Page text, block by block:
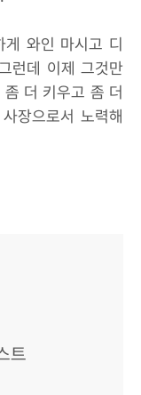
와인 마시고 디
런데 이제 그것만
더 키우고 좀 더
장으로서 노력해
트